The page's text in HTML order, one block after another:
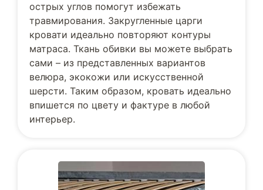
острых углов помогут избежать
травмирования. Закругленные царги
кровати идеально повторяют контуры
матраса. Ткань обивки вы можете выбрать
сами – из представленных вариантов
велюра, экокожи или искусственной
шерсти. Таким образом, кровать идеально
впишется по цвету и фактуре в любой
интерьер.